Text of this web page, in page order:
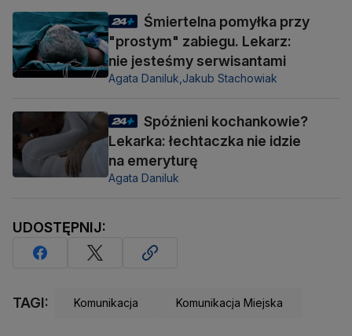
Śmiertelna pomyłka przy
"prostym" zabiegu. Lekarz:
nie jesteśmy serwisantami
Agata Daniluk, Jakub Stachowiak
Spóźnieni kochankowie?
Lekarka: łechtaczka nie idzie
na emeryturę
Agata Daniluk
UDOSTĘPNIJ:
TAGI: Komunikacja Komunikacja Miejska